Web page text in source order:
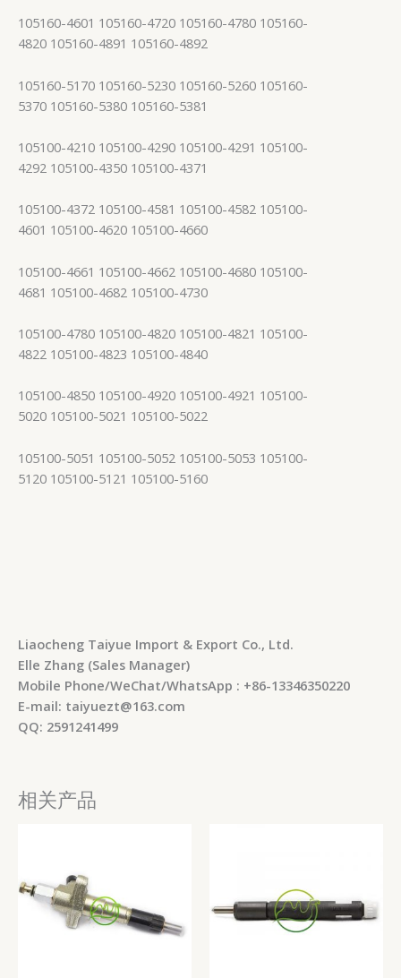
105160-4601 105160-4720 105160-4780 105160-
4820 105160-4891 105160-4892
105160-5170 105160-5230 105160-5260 105160-
5370 105160-5380 105160-5381
105100-4210 105100-4290 105100-4291 105100-
4292 105100-4350 105100-4371
105100-4372 105100-4581 105100-4582 105100-
4601 105100-4620 105100-4660
105100-4661 105100-4662 105100-4680 105100-
4681 105100-4682 105100-4730
105100-4780 105100-4820 105100-4821 105100-
4822 105100-4823 105100-4840
105100-4850 105100-4920 105100-4921 105100-
5020 105100-5021 105100-5022
105100-5051 105100-5052 105100-5053 105100-
5120 105100-5121 105100-5160
Liaocheng Taiyue Import & Export Co., Ltd.
Elle Zhang (Sales Manager)
Mobile Phone/WeChat/WhatsApp : +86-13346350220
E-mail: taiyuezt@163.com
QQ: 2591241499
相关产品